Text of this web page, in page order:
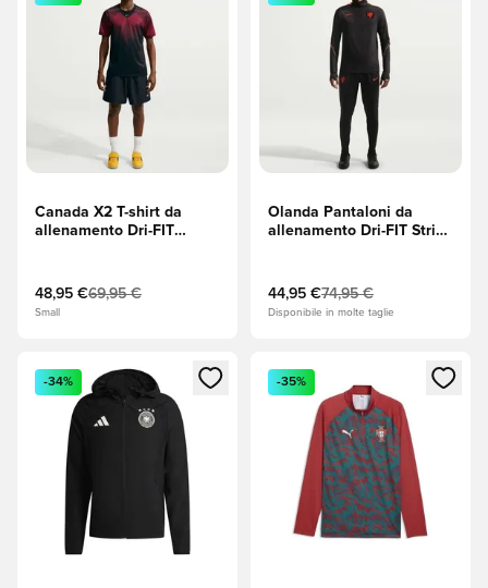
Canada X2 T-shirt da
allenamento Dri-FIT
Nero/University Red
(Rosso)
48,95 €69,95 €
Small
Olanda Pantaloni da
allenamento Dri-FIT Strike
(Rosso)
44,95 €74,95 €
Disponibile in molte taglie
Apre una finestra modale per accedere o registrarsi come
-34%
Apre una finestra modale
-35%